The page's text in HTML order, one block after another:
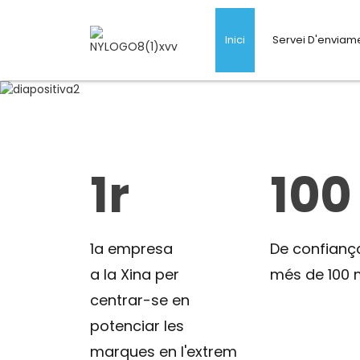
Inici Servei
Oferim solucions
la Xina fins al
1r
1a empresa
a la Xina per
centrar-se en
potenciar les
marques en l'extrem
100
De
més de 100